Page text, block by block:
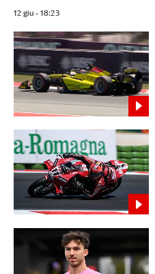
12 giu - 18:23